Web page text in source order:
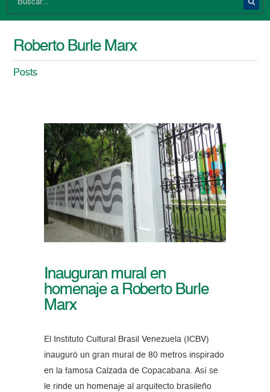
Roberto Burle Marx
Posts
Inauguran mural en
homenaje a Roberto Burle
Marx
El Instituto Cultural Brasil Venezuela (ICBV)
inauguró un gran mural de 80 metros inspirado
en la famosa Calzada de Copacabana. Así se
le rinde un homenaje al arquitecto brasileño